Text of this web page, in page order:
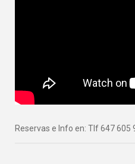
Reservas e Info en: Tlf 647